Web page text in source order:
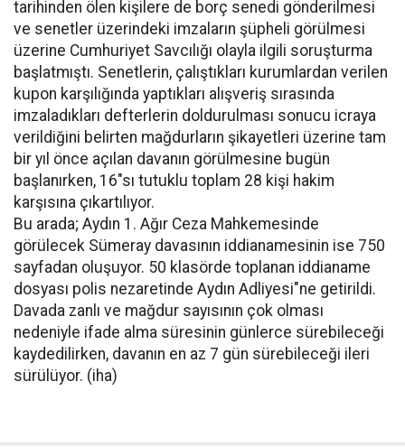
tarihinden ölen kişilere de borç senedi gönderilmesi
ve senetler üzerindeki imzaların şüpheli görülmesi
üzerine Cumhuriyet Savcılığı olayla ilgili soruşturma
başlatmıştı. Senetlerin, çalıştıkları kurumlardan verilen
kupon karşılığında yaptıkları alışveriş sırasında
imzaladıkları defterlerin doldurulması sonucu icraya
verildiğini belirten mağdurların şikayetleri üzerine tam
bir yıl önce açılan davanın görülmesine bugün
başlanırken, 16"sı tutuklu toplam 28 kişi hakim
karşısına çıkartılıyor.
Bu arada; Aydın 1. Ağır Ceza Mahkemesinde
görülecek Sümeray davasının iddianamesinin ise 750
sayfadan oluşuyor. 50 klasörde toplanan iddianame
dosyası polis nezaretinde Aydın Adliyesi"ne getirildi.
Davada zanlı ve mağdur sayısının çok olması
nedeniyle ifade alma süresinin günlerce sürebileceği
kaydedilirken, davanın en az 7 gün sürebileceği ileri
sürülüyor. (iha)